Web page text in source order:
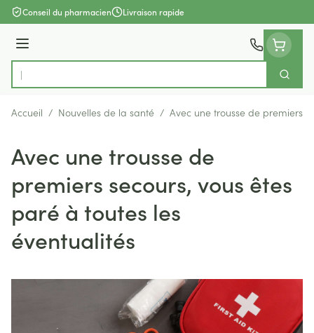
Aller au contenu
Conseil du pharmacien Livraison rapide
Menu
Rechercher
Accueil / Nouvelles de la santé / Avec une trousse de premiers
Avec une trousse de
premiers secours, vous êtes
paré à toutes les
éventualités